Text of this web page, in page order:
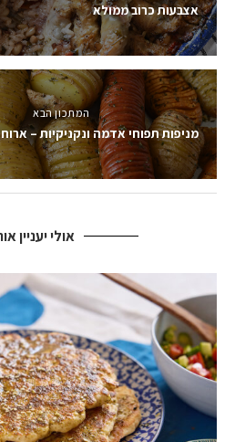
אצבעות כרוב ממולא
המתכון הבא
מניפות תפוחי אדמה ונקניקיות –
אולי יעניין